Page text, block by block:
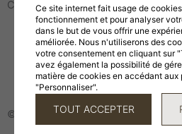
Courriel :info@cafemorgane.ca
Conditions d’utilisation et
Politiques
Gérer mes témoins
© 2026, tous droits réservés, Café
Ce site internet fait usage de
fonctionnement et pour analyser
dans le but de vous offrir une
améliorée. Nous n'utiliserons des
votre consentement en cliquant sur
avez également la possibilité de
matière de cookies en accédant aux
"Personnaliser".
TOUT ACCEPTER